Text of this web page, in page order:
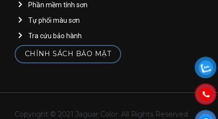
Phần mềm tính sơn
Tự phối màu sơn
Tra cứu bảo hành
CHÍNH SÁCH BẢO MẬT
Copyright © 2021 Jaguar Color. All Rights Reserved